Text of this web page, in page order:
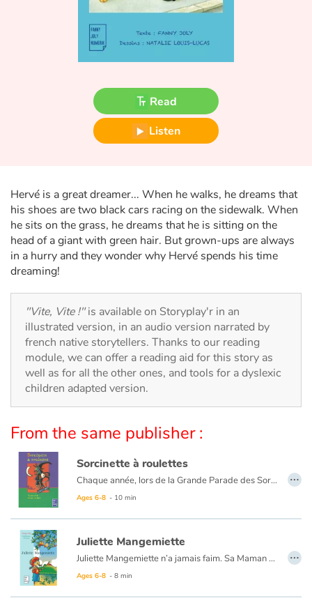
Princesses and princes, kings, queens and dragons
Ogres, monsters and witches
Heroines and Heroes
Ecology, nature, seasons
Travel, epic, investigation, adventure
Around the world
Learning
Arts, space, activities
Documentaries
With the family
At school
Festivals and events
Love and friendship
Social issues
Emotions and feelings
Read
Listen
Hervé is a great dreamer... When he walks, he dreams that
his shoes are two black cars racing on the sidewalk. When
he sits on the grass, he dreams that he is sitting on the
head of a giant with green hair. But grown-ups are always
in a hurry and they wonder why Hervé spends his time
dreaming!
"Vite, Vite !"is available on Storyplay'r in an
illustrated version, in an audio version narrated by
french native storytellers. Thanks to our reading
module, we can offer a reading aid for this story as
well as for all the other ones, and tools for a dyslexic
children adapted version.
From the same publisher :
Sorcinette à roulettes
Chaque année, lors de la Grande Parade des Sorciers, les Dubalai remportent le Chaudron d'Or ! Mais la cadette, Sorcinette, ne semble pas très douée et loupe tous ses sorts. Pourtant, cette année, Sorcinette doit participer au concours. Sa famille est très inquiète...
Ages 6-8 - 10 min
…
Juliette Mangemiette
Juliette Mangemiette n’a jamais faim. Sa Maman est très inquiète. Elle essaie toutes ses recettes !
Ages 6-8 - 8 min
…